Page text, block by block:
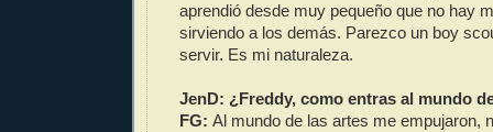
aprendió desde muy pequeño que no hay
sirviendo a los demás. Parezco un boy
servir. Es mi naturaleza.
JenD: ¿Freddy, como entras al mundo
FG: Al mundo de las artes me empujaron,